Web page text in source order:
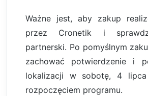
Ważne jest, aby zakup
przez Cronetik i
partnerski. Po pomyślnym
zachować potwierdzenie i
lokalizacji w sobotę, 4
rozpoczęciem programu.